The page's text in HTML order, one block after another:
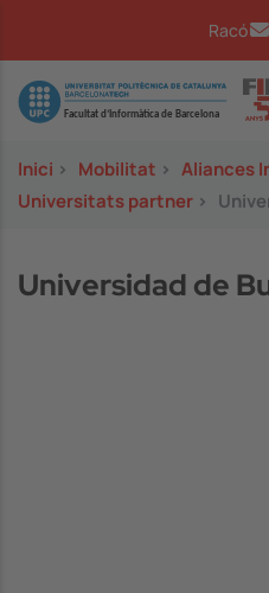
Racó
Image
Inici > Mobilitat > Aliances
Universitats partner >
Universidad de